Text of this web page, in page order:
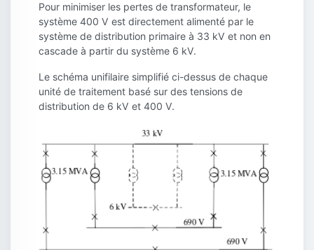
Pour minimiser les pertes de transformateur, le
système 400 V est directement alimenté par le
système de distribution primaire à 33 kV et non en
cascade à partir du système 6 kV.
Le schéma unifilaire simplifié ci-dessus de chaque
unité de traitement basé sur des tensions de
distribution de 6 kV et 400 V.